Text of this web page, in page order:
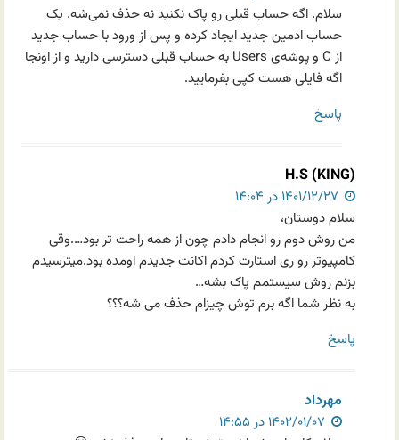
سلام. اگه حساب قبلی رو پاک نکنید نه حذف نمی‌شه. یک
حساب ادمین جدید ایجاد کرده و پس از ورود با حساب جدید
از C و پوشه‌ی Users به حساب قبلی دسترسی دارید و از اونجا
اگه فایلی هست کپی بفرمایید.
پاسخ
H.S (KING)
سلام دوستان،
من روش دوم رو انجام دادم چون از همه راحت تر بود….وقی
کامپیوتر رو ری استارت کردم اکانت جدیدم اومده بود.میترسیدم
بزنم روش سیستمم پاک بشه…
به نظر شما اگه برم توش چیزام حذف می شه؟؟؟
پاسخ
مهرداد